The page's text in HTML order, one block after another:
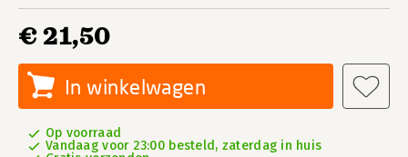
€ 21,50
In winkelwagen
Op voorraad
Vandaag voor 23:00 besteld, zaterdag in huis